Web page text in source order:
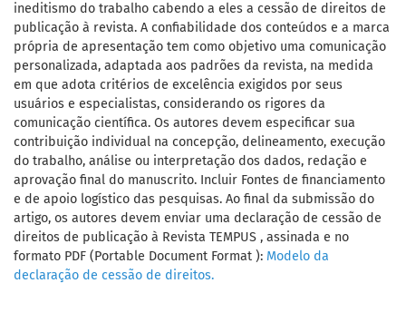
ineditismo do trabalho cabendo a eles a cessão de direitos de
publicação à revista. A confiabilidade dos conteúdos e a marca
própria de apresentação tem como objetivo uma comunicação
personalizada, adaptada aos padrões da revista, na medida
em que adota critérios de excelência exigidos por seus
usuários e especialistas, considerando os rigores da
comunicação científica. Os autores devem especificar sua
contribuição individual na concepção, delineamento, execução
do trabalho, análise ou interpretação dos dados, redação e
aprovação final do manuscrito. Incluir Fontes de financiamento
e de apoio logístico das pesquisas. Ao final da submissão do
artigo, os autores devem enviar uma declaração de cessão de
direitos de publicação à Revista TEMPUS , assinada e no
formato PDF (Portable Document Format ): Modelo da
declaração de cessão de direitos.